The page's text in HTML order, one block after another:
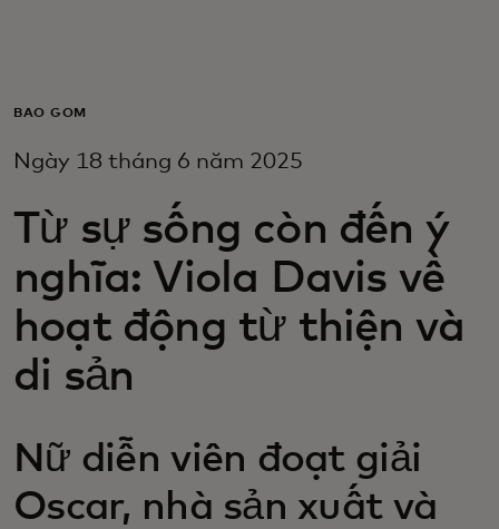
Dành cho doanh nghiệp
Dành cho nhà đổi mới
Tin tức và xu hướng
BAO GỒM
Ngày 18 tháng 6 năm 2025
Từ sự sống còn đến ý
nghĩa: Viola Davis về
hoạt động từ thiện và
di sản
Nữ diễn viên đoạt giải
Oscar, nhà sản xuất và